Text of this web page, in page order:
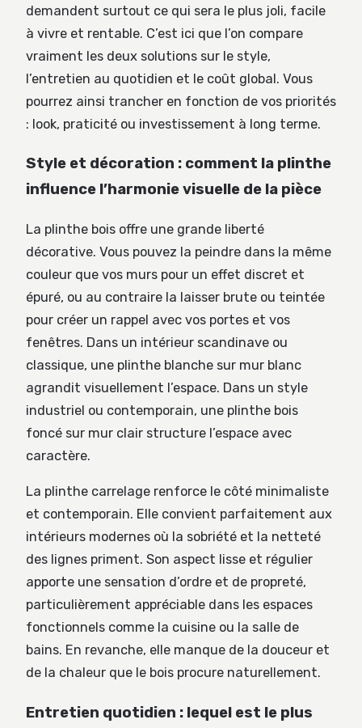
demandent surtout ce qui sera le plus joli, facile
à vivre et rentable. C’est ici que l’on compare
vraiment les deux solutions sur le style,
l’entretien au quotidien et le coût global. Vous
pourrez ainsi trancher en fonction de vos priorités
: look, praticité ou investissement à long terme.
Style et décoration : comment la plinthe
influence l’harmonie visuelle de la pièce
La plinthe bois offre une grande liberté
décorative. Vous pouvez la peindre dans la même
couleur que vos murs pour un effet discret et
épuré, ou au contraire la laisser brute ou teintée
pour créer un rappel avec vos portes et vos
fenêtres. Dans un intérieur scandinave ou
classique, une plinthe blanche sur mur blanc
agrandit visuellement l’espace. Dans un style
industriel ou contemporain, une plinthe bois
foncé sur mur clair structure l’espace avec
caractère.
La plinthe carrelage renforce le côté minimaliste
et contemporain. Elle convient parfaitement aux
intérieurs modernes où la sobriété et la netteté
des lignes priment. Son aspect lisse et régulier
apporte une sensation d’ordre et de propreté,
particulièrement appréciable dans les espaces
fonctionnels comme la cuisine ou la salle de
bains. En revanche, elle manque de la douceur et
de la chaleur que le bois procure naturellement.
Entretien quotidien : lequel est le plus